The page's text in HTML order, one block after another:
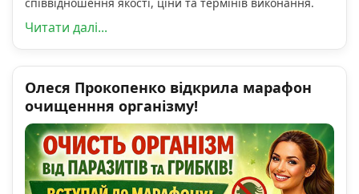
Читати далі...
Олеся Прокопенко відкрила марафон
очищенння організму!